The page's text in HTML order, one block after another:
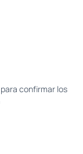
confirmar los